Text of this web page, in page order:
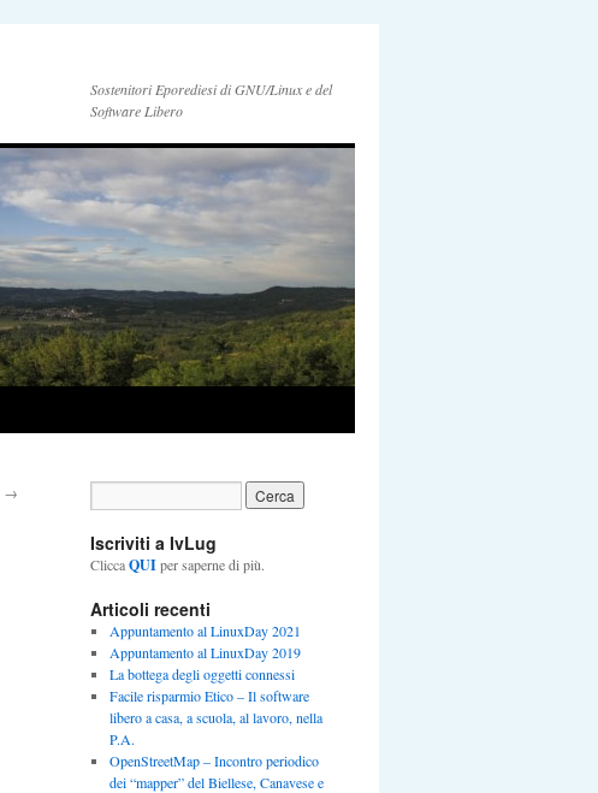
Sostenitori Eporediesi di GNU/Linux e del
Software Libero
→
Iscriviti a IvLug
CliccaQUIper saperne di più.
Articoli recenti
Appuntamento al LinuxDay 2021
Appuntamento al LinuxDay 2019
La bottega degli oggetti connessi
Facile risparmio Etico – Il software
libero a casa, a scuola, al lavoro, nella
P.A.
OpenStreetMap – Incontro periodico
dei “mapper” del Biellese, Canavese e